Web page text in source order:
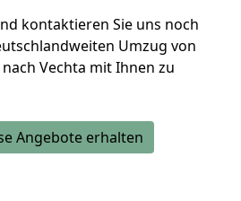
kontaktieren Sie uns noch
Umzug von
Vechta mit Ihnen zu
Angebote erhalten